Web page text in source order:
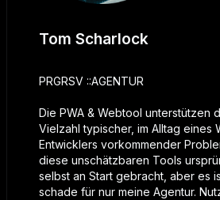
Tom Scharlock
PRGRSV ::AGENTUR
Die PWA & Webtool unterstützen
Vielzahl typischer, im Alltag eines
Entwicklers vorkommender
diese unschätzbaren Tools
selbst an Start gebracht, aber es
schade für nur meine Agentur.